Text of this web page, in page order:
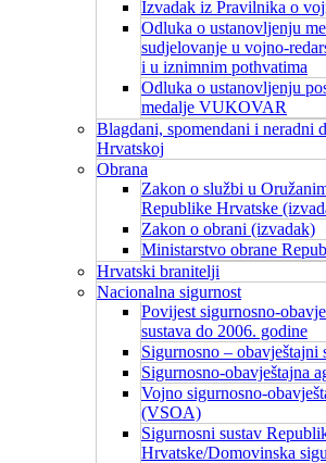
Izvadak iz Pravilnika o
Odluka o ustanovljenju
sudjelovanje u vojno-
i u iznimnim pothvatima
Odluka o ustanovljenju
medalje VUKOVAR
Blagdani, spomendani i neradni
Hrvatskoj
Obrana
Zakon o službi u
Republike Hrvatske
Zakon o obrani (izvadak)
Ministarstvo obrane
Hrvatski branitelji
Nacionalna sigurnost
Povijest sigurnosno-
sustava do 2006. godine
Sigurnosno – obavještajni
Sigurnosno-obavještajna
Vojno sigurnosno-
(VSOA)
Sigurnosni sustav
Hrvatske/Domovinska